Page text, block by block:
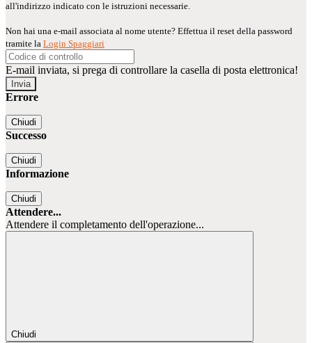
all'indirizzo indicato con le istruzioni necessarie.
Non hai una e-mail associata al nome utente? Effettua il reset della password
tramite la Login Spaggiari
E-mail inviata, si prega di controllare la casella di posta elettronica!
Errore
Chiudi
Successo
Chiudi
Informazione
Chiudi
Attendere...
Attendere il completamento dell'operazione...
Chiudi